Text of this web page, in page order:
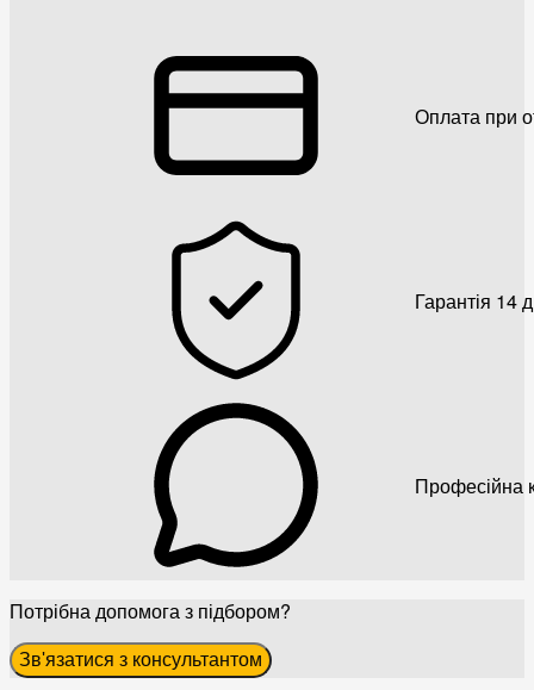
Оплата при
Гарантія 14
Професійна
Потрібна допомога з підбором?
Зв'язатися з консультантом